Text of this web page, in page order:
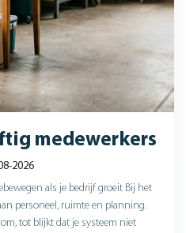
medewerkers
2026
als je bedrijf groeit Bij het
personeel, ruimte en planning.
tot blijkt dat je systeem niet